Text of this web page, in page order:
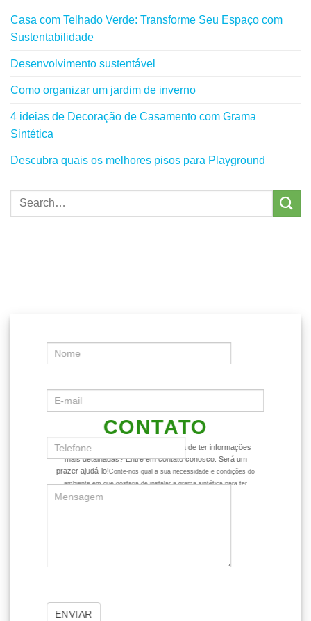
Casa com Telhado Verde: Transforme Seu Espaço com
Sustentabilidade
Desenvolvimento sustentável
Como organizar um jardim de inverno
4 ideias de Decoração de Casamento com Grama
Sintética
Descubra quais os melhores pisos para Playground
ENTRE EM
CONTATO
Ficou com alguma dúvida ou gostaria de ter informações
mais detalhadas? Entre em contato conosco. Será um
prazer ajudá-lo!Conte-nos qual a sua necessidade e condições do
ambiente em que gostaria de instalar a grama sintética para ter
dicas mais assertivas sobre o produto.
ENVIAR